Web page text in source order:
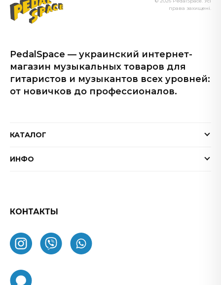
PedalSpace — украинский интернет-
магазин музыкальных товаров для
гитаристов и музыкантов всех уровней:
от новичков до профессионалов.
права захищені.
КАТАЛОГ
Электрогитары
Процессоры эффектов
Усилители
Комбоусилители
ИНФО
Обмен и возврат товара
Как заказать
О нас
КОНТАКТЫ